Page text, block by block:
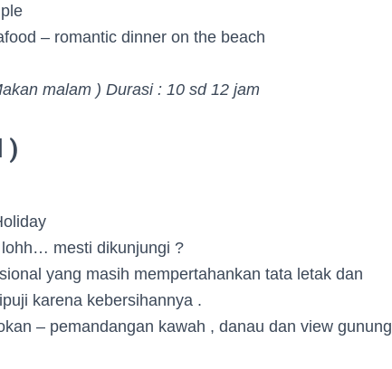
– romantic dinner on the beach
malam ) Durasi : 10 sd 12 jam
)
mesti dikunjungi ?
yang masih mempertahankan tata letak dan
karena kebersihannya .
– pemandangan kawah , danau dan view gunung